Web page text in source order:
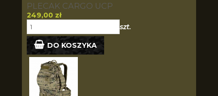
PLECAK CARGO UCP
249,00 zł
szt.
DO KOSZYKA